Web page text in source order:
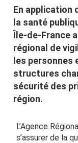
En application
la santé
Île-de-France
régional de
les personnes
structures
sécurité des
région.
L’Agence
s’assurer de la